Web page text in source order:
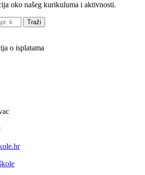
oko našeg kurikuluma i aktivnosti.
Traži
o isplatama